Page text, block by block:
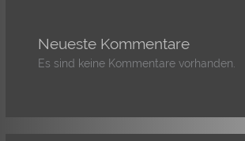
Neueste Kommentare
Es sind keine Kommentare vorhanden.